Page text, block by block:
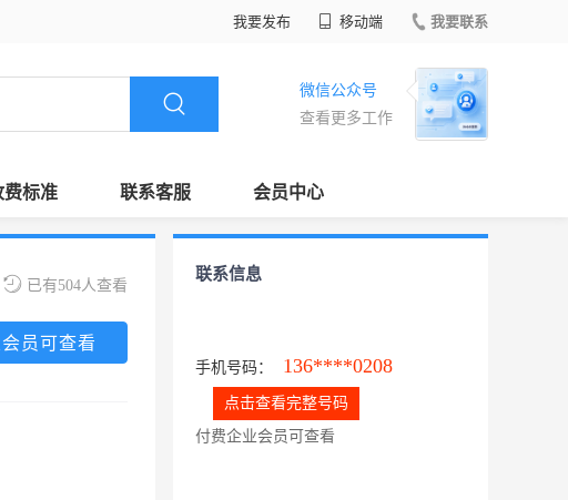
我要发布 移动端 我要联系
微信公众号
查看更多工作
费标准 联系客服 会员中心
已有504人查看
员可查看
联系信息
手机号码： 136****0208
点击查看完整号码
付费企业会员可查看